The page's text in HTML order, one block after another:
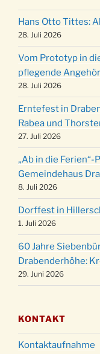
28.11.
Gassner-
28.11.
03.12.
11.12.
Puer-
Robert-
19.12.
12 Uhr
20.12.
der Kirche
24.12.
24.12.
24.12.
15:00 Uhr
18:00 Uhr
24.12.
um 23:00
Hans Otto Tittes:
28. Juli 2026
Vom Prototyp in
pflegende
28. Juli 2026
Erntefest in
Rabea und
27. Juli 2026
„Ab in die
Gemeindehaus
8. Juli 2026
Dorffest in
1. Juli 2026
60 Jahre
Drabenderhöhe:
29. Juni 2026
KONTAKT
Kontaktaufnahme